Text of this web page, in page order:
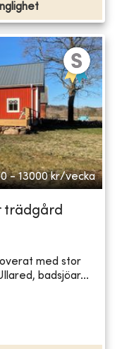
- 13000 kr/vecka
trädgård
med stor
badsjöar...